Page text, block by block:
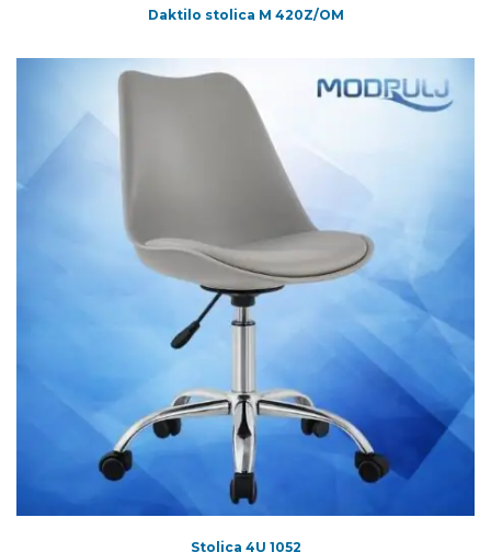
Daktilo stolica M 420Z/OM
Stolica 4U 1052